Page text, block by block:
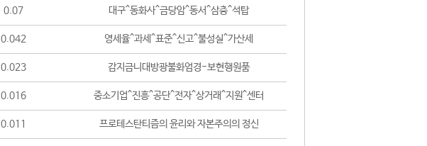
0.07 대구^동화사^금당암^동서^삼층^석탑
0.042 영세율^과세^표준^신고^불성실^가산세
0.023 감지금니대방광불화엄경-보현행원품
0.016 중소기업^진흥^공단^전자^상거래^지원^센터
0.011 프로테스탄티즘의 윤리와 자본주의의 정신